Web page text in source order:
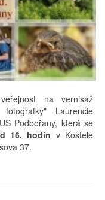
na vernisáž
Laurencie
Podbořany, která se
16. hodin v Kostele
37.